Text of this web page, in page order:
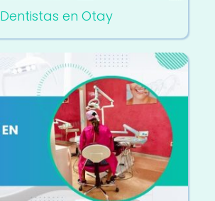
Dentistas en Otay